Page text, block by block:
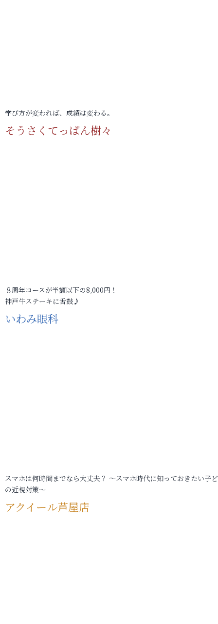
学び方が変われば、成績は変わる。
そうさくてっぱん樹々
８周年コースが半額以下の8,000円！
神戸牛ステーキに舌鼓♪
いわみ眼科
スマホは何時間までなら大丈夫？ ～スマホ時代に知っておきたい子
の近視対策～
アクイール芦屋店